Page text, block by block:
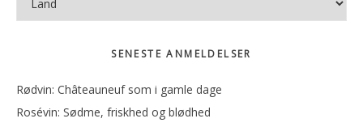
SENESTE ANMELDELSER
Rødvin: Châteauneuf som i gamle dage
Rosévin: Sødme, friskhed og blødhed